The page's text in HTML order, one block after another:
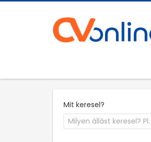
Mit keresel?